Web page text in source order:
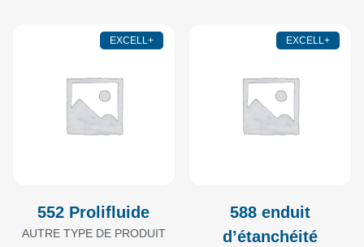
EXCELL+
552 Prolifluide
AUTRE TYPE DE PRODUIT
EXCELL+
588 enduit
d’étanchéité